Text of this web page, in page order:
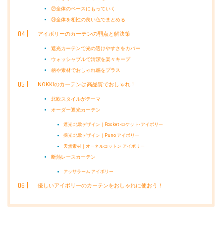
②全体のベースにもっていく
③全体を相性の良い色でまとめる
アイボリーのカーテンの弱点と解決策
遮光カーテンで光の透けやすさをカバー
ウォッシャブルで清潔を楽々キープ
柄や素材でおしゃれ感をプラス
NOKKIのカーテンは高品質でおしゃれ！
北欧スタイルがテーマ
オーダー遮光カーテン
遮光 北欧デザイン｜Rocket -ロケット- アイボリー
採光 北欧デザイン｜Puno アイボリー
天然素材｜オーネルコットン アイボリー
断熱レースカーテン
アッサラーム アイボリー
優しいアイボリーのカーテンをおしゃれに使おう！